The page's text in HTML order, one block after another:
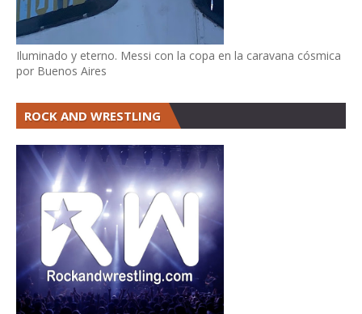
Iluminado y eterno. Messi con la copa en la caravana cósmica
por Buenos Aires
ROCK AND WRESTLING